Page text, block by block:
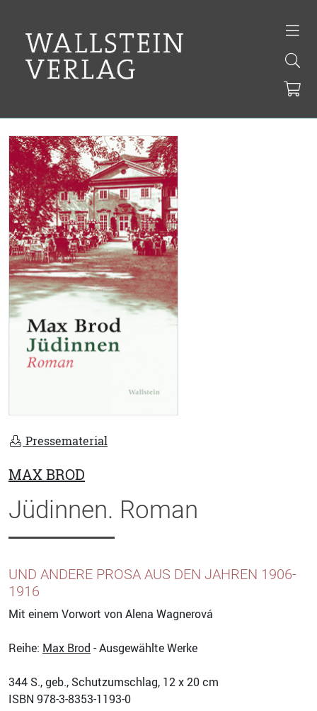
Pressematerial
MAX BROD
Jüdinnen. Roman
UND ANDERE PROSA AUS DEN JAHREN 1906-
1916
Mit einem Vorwort von Alena Wagnerová
Reihe: Max Brod - Ausgewählte Werke
344 S., geb., Schutzumschlag, 12 x 20 cm
ISBN 978-3-8353-1193-0